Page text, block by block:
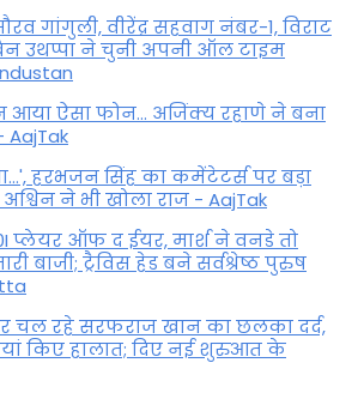
गांगुली, वीरेंद्र सहवाग नंबर-1, विराट
उथप्पा ने चुनी अपनी ऑल टाइम
आया ऐसा फोन... अजिंक्य रहाणे ने बना
AajTak
हरभजन सिंह का कमेंटेटर्स पर बड़ा
ने भी खोला राज - AajTak
प्लेयर ऑफ द ईयर, मार्श ने वनडे तो
बाजी; ट्रैविस हेड बने सर्वश्रेष्ठ पुरुष
चल रहे सरफराज खान का छलका दर्द,
किए हालात; दिए नई शुरुआत के